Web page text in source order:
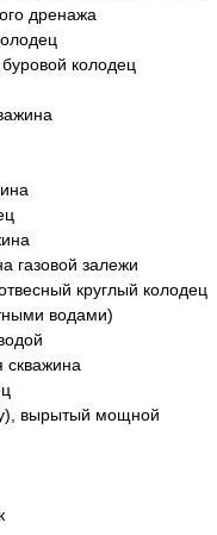
дренажа
колодец
газовой залежи
круглый колодец
водами)
скважина
вырытый мощной